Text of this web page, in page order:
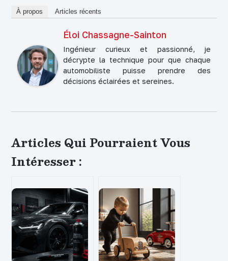
À propos Articles récents
Éloi Chassagne-Sainton
Ingénieur curieux et passionné, je
décrypte la technique pour que chaque
automobiliste puisse prendre des
décisions éclairées et sereines.
Articles Qui Pourraient Vous
Intéresser :